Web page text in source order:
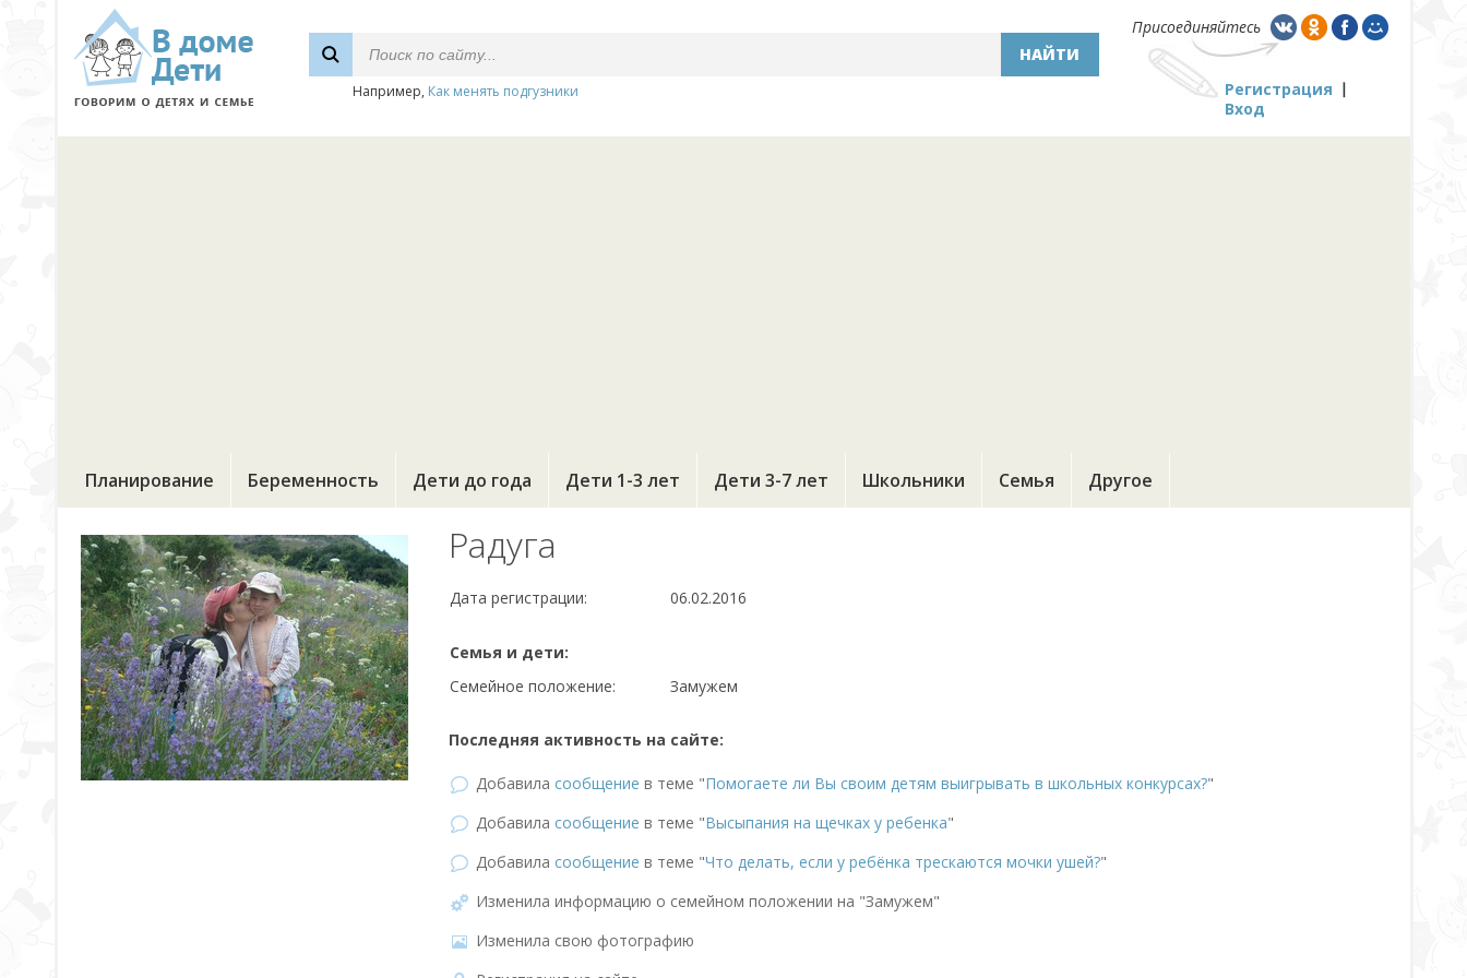
НАЙТИ
Например, Как менять подгузники
Присоединяйтесь
Регистрация
Вход
Планирование Беременность Дети до года Дети 1-3 лет Дети 3-7 лет Школьники Семья Другое
Радуга
Дата регистрации: 06.02.2016
Семья и дети:
Семейное положение:
Замужем
Последняя активность на сайте:
Добавила сообщение в теме "Помогаете ли Вы своим детям выигрывать в школьных конкурсах?"
Добавила сообщение в теме "Высыпания на щечках у ребенка"
Добавила сообщение в теме "Что делать, если у ребёнка трескаются мочки ушей?"
Изменила информацию о семейном положении на "Замужем"
Изменила свою фотографию